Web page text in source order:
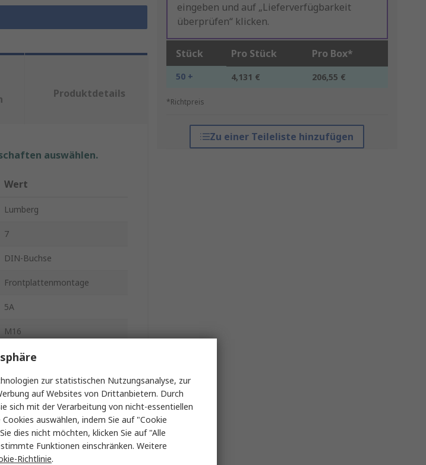
eingeben und auf „Lieferverfügbarkeit
überprüfen“ klicken.
Stück Pro Stück Pro Box*
50 + 4,131 € 206,55 €
*Richtpreis
Zu einer Teileliste hinzufügen
Produktdetails
auswählen.
Wert
Lumberg
7
DIN-Buchse
Frontplattenmontage
5A
M16
Mit Gewinde
Buchse
Gerade
250V ac
IP40
zur statistischen Nutzungsanalyse, zur
auf Websites von Drittanbietern. Durch
sich mit der Verarbeitung von nicht-essentiellen
auswählen, indem Sie auf "Cookie
dies nicht möchten, klicken Sie auf "Alle
Funktionen einschränken. Weitere
Richtlinie.